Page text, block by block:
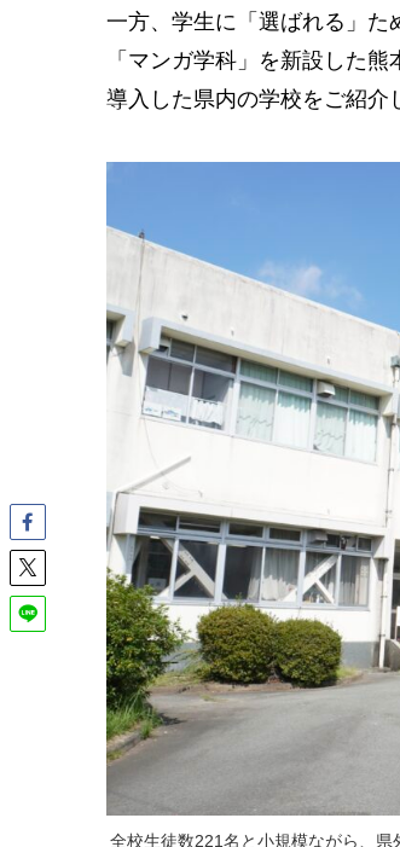
一方、学生に「選ばれる」た
「マンガ学科」を新設した
導入した県内の学校をご紹介
全校生徒数221名と小規模ながら、